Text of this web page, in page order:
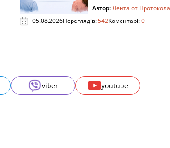
Автор:Лента от Протокола
05.08.2026Переглядів:542Коментарі:0
viber youtube